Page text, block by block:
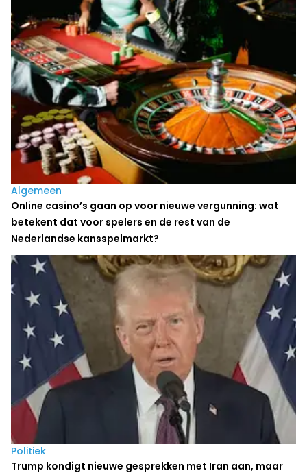
Algemeen
Online casino’s gaan op voor nieuwe vergunning: wat
betekent dat voor spelers en de rest van de
Nederlandse kansspelmarkt?
Politiek
Trump kondigt nieuwe gesprekken met Iran aan, maar